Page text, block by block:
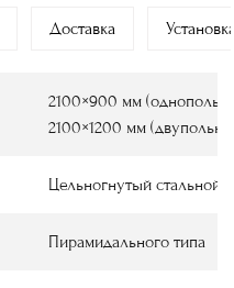
Доставка
2100×900 мм
2100×1200 мм
Цельногнутый стальной
Пирамидального типа